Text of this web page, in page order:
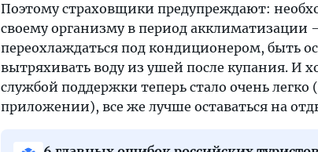
и
полезная
информация
в
цифрах
о
Поэтому страховщики предупреждают:
своему организму в период акклиматизации
переохлаждаться под кондиционером, быть
вытряхивать воду из ушей после купания. И
службой поддержки теперь стало очень
приложении), все же лучше оставаться на